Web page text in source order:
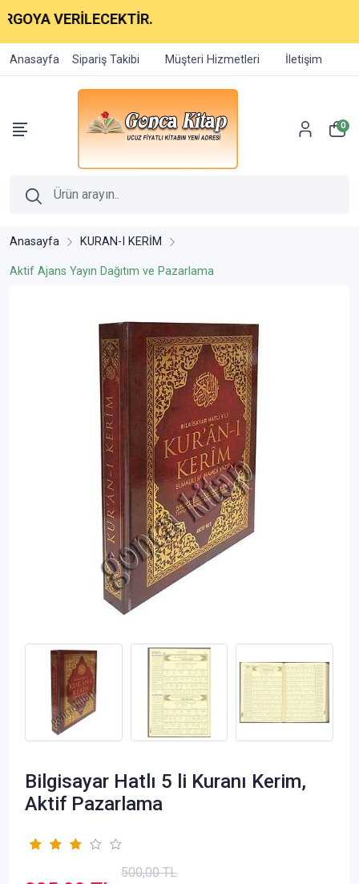
VERİLECEKTİR.
Anasayfa Sipariş Takibi Müşteri Hizmetleri İletişim
0
Anasayfa KURAN-I KERİM
Aktif Ajans Yayın Dağıtım ve Pazarlama
Bilgisayar Hatlı 5 li Kuranı Kerim,
Aktif Pazarlama
500,00 TL